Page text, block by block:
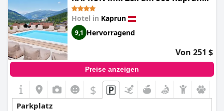
wenn das Hotel voll ausgebucht ist. Gäste haben sich
gelegentlich über Schwierigkeiten bei der Suche nach einem
Stellplatz geäußert, insbesondere wenn größere Fahrzeuge
oder Busse vorhanden sind. Es gibt auch Bemerkungen darüber,
dass man eine Fernbedienung an der Rezeption holen muss, um
Zugang zur Tiefgarage zu erhalten, was einige als etwas
umständlich empfanden. Trotz dieser geringfügigen
Herausforderungen unterstreicht der allgemeine Konsens den
Vorteil der vielfältigen Parkmöglichkeiten, die sicherstellen, dass
die meisten Gäste das Parken während ihres Aufenthalts als
zufriedenstellend empfinden.
Sommerkarte)
Hotel in Kaprun
9,1 Hervorragend
Von 251 $
Preise anzeigen
$
Parkplatz